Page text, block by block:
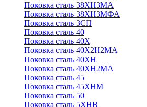
Поковка сталь 38ХН3МА
Поковка сталь 38ХН3МФА
Поковка сталь 3СП
Поковка сталь 40
Поковка сталь 40Х
Поковка сталь 40Х2Н2МА
Поковка сталь 40ХН
Поковка сталь 40ХН2МА
Поковка сталь 45
Поковка сталь 45ХНМ
Поковка сталь 50
Поковка сталь 5ХНВ